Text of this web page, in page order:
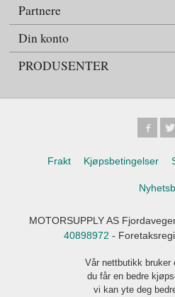
Partnere
Din konto
PRODUSENTER
Frakt Kjøpsbetingelser
MOTORSUPPLY AS
40898972 -
Vår nettbutikk bruker
du får en bedre
vi kan yte deg